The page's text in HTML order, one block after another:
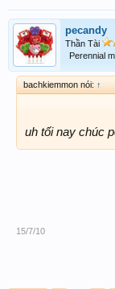
pecandy
Thần Tài
Perennial
bachkiemmon nói: ↑
uh tối nay chúc
15/7/10